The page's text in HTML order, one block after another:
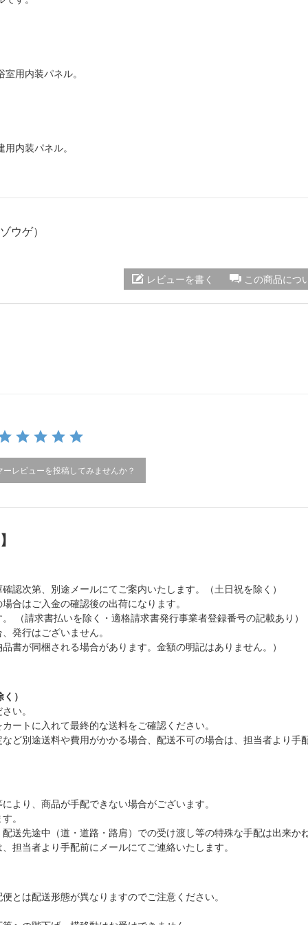
用内装パネル。
内装パネル。
ウゲ）
この商品につ
レビューを書く
レビューを投稿してみませんか？
認次第、別途メールにてご案内いたします。（土日祝を除く）
合はご入金の確認後の出荷になります。
（請求書払いを除く・適格請求書発行事業者登録番号の記載あり）
発行はございません。
書が同梱される場合があります。金額の明記はありません。）
）
い。
ートに入れて最終的な送料をご確認ください。
ど別途送料や費用がかかる場合、配送不可の場合は、担当者より手
より、商品が手配できない場合がございます。
。
送先途中（道・道路・路肩）での受け渡し等の特殊な手配は出来か
担当者より手配前にメールにてご連絡いたします。
とは配送形態が異なりますのでご注意ください。